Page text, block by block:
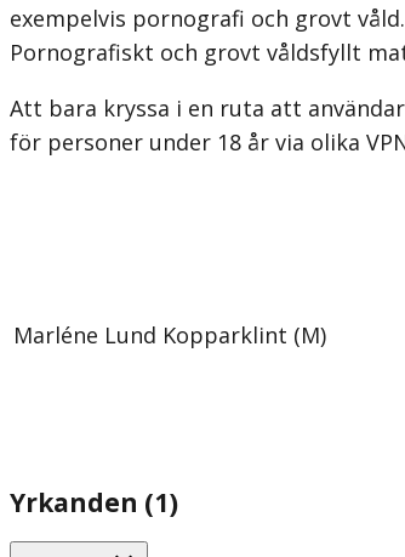
exempelvis pornografi och grovt
Pornografiskt och grovt våldsfyllt
Att bara kryssa i en ruta att
för personer under 18 år via olika
Marléne Lund Kopparklint (M)
Yrkanden (1)